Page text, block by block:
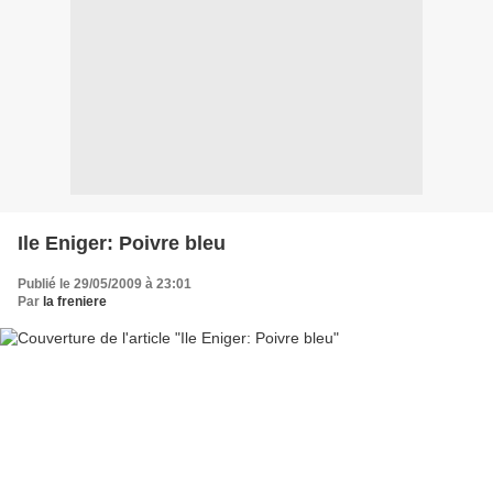
Ile Eniger: Poivre bleu
Publié le 29/05/2009 à 23:01
Par la freniere